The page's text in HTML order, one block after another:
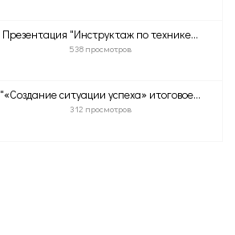
Презентация "Инструктаж по технике...
538 просмотров
"«Создание ситуации успеха» итоговое...
312 просмотров